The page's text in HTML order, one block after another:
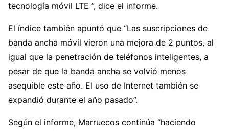
tecnología móvil LTE ”, dice el informe.
El índice también apuntó que “Las suscripciones de
banda ancha móvil vieron una mejora de 2 puntos, al
igual que la penetración de teléfonos inteligentes, a
pesar de que la banda ancha se volvió menos
asequible este año. El uso de Internet también se
expandió durante el año pasado”.
Según el informe, Marruecos continúa “haciendo